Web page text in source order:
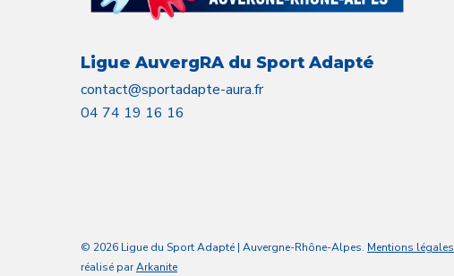
Ligue AuvergRA du Sport Adapté
contact@sportadapte-aura.fr
04 74 19 16 16
© 2026 Ligue du Sport Adapté | Auvergne-Rhône-Alpes. Mentions légales
réalisé parArkanite